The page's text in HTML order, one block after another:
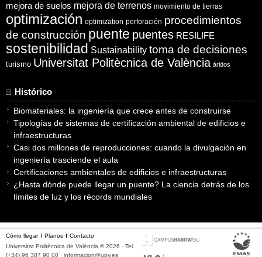
mejora de suelos mejora de terrenos movimiento de tierras
optimización optimization perforación procedimientos
de construcción puente puentes RESILIFE
sostenibilidad Sustainability toma de decisiones
turismo Universitat Politècnica de València áridos
Histórico
Biomateriales: la ingeniería que crece antes de construirse
Tipologías de sistemas de certificación ambiental de edificios e
infraestructuras
Casi dos millones de reproducciones: cuando la divulgación en
ingeniería trasciende el aula
Certificaciones ambientales de edificios e infraestructuras
¿Hasta dónde puede llegar un puente? La ciencia detrás de los
límites de luz y los récords mundiales
Cómo llegar Planos
Contacto
Universitat Politècnica de València © 2026 · Tel.
(+34) 96 387 90 00 · informacion@upv.es